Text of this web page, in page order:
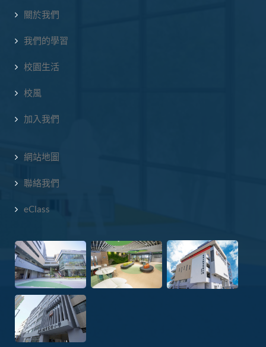
關於我們
我們的學習
校園生活
校風
加入我們
網站地圖
聯絡我們
eClass